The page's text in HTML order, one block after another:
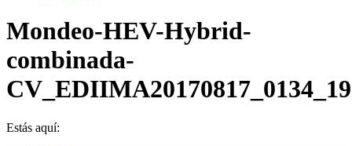
Mondeo-HEV-Hybrid-
combinada-
CV_EDIIMA20170817_0134_19
Estás aquí: